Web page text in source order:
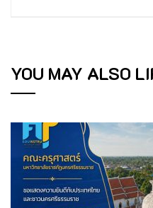
YOU MAY ALSO